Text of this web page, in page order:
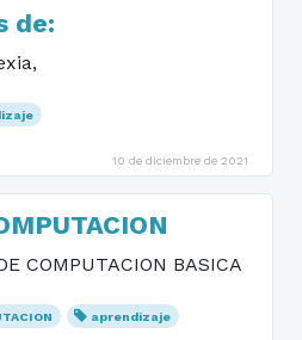
de:
10 de diciembre de 2021
COMPUTACION BASICA
aprendizaje